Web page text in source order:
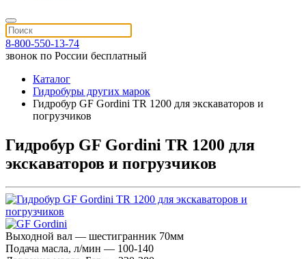
8-800-550-13-74
звонок по России бесплатный
Каталог
Гидробуры других марок
Гидробур GF Gordini TR 1200 для экскаваторов и
погрузчиков
Гидробур GF Gordini TR 1200 для
экскаваторов и погрузчиков
Выходной вал — шестигранник 70мм
Подача масла, л/мин — 100-140